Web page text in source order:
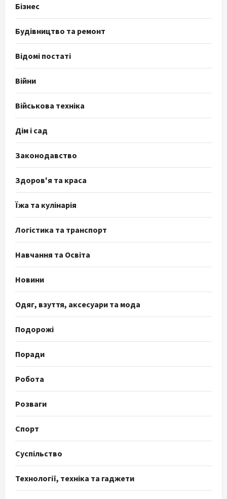
Бізнес
Будівництво та ремонт
Відомі постаті
Війни
Військова техніка
Дім і сад
Законодавство
Здоров'я та краса
Їжа та кулінарія
Логістика та транспорт
Навчання та Освіта
Новини
Одяг, взуття, аксесуари та мода
Подорожі
Поради
Робота
Розваги
Спорт
Суспільство
Технології, техніка та гаджети